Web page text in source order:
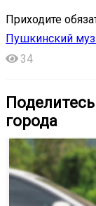
Приходите
Пушкинский
34
города